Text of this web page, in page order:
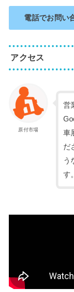
電話でお問い
アクセス
原付市場
営
車
だ
う
す。